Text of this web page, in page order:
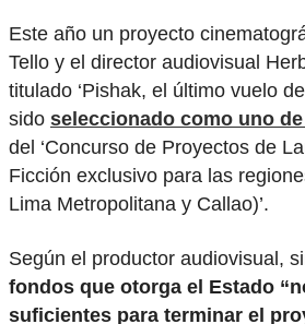
Este año un proyecto
Tello y el director audiovisual
titulado ‘Pishak, el último vuelo
sido seleccionado como uno
del ‘Concurso de Proyectos de
Ficción exclusivo para las
Lima Metropolitana y Callao)’.
Según el productor audiovisual,
fondos que otorga el Estado
suficientes para terminar el